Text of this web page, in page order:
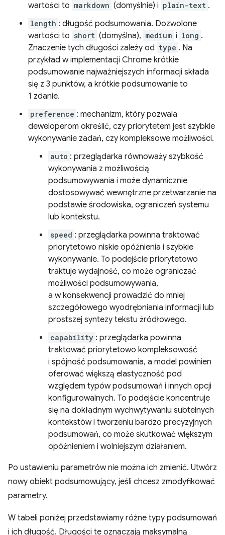
wartości to markdown (domyślnie) i plain-text .
length : długość podsumowania. Dozwolone
wartości to short (domyślna), medium i long .
Znaczenie tych długości zależy od type . Na
przykład w implementacji Chrome krótkie
podsumowanie najważniejszych informacji składa
się z 3 punktów, a krótkie podsumowanie to
1 zdanie.
preference : mechanizm, który pozwala
deweloperom określić, czy priorytetem jest szybkie
wykonywanie zadań, czy kompleksowe możliwości.
auto : przeglądarka równoważy szybkość
wykonywania z możliwością
podsumowywania i może dynamicznie
dostosowywać wewnętrzne przetwarzanie na
podstawie środowiska, ograniczeń systemu
lub kontekstu.
speed : przeglądarka powinna traktować
priorytetowo niskie opóźnienia i szybkie
wykonywanie. To podejście priorytetowo
traktuje wydajność, co może ograniczać
możliwości podsumowywania,
a w konsekwencji prowadzić do mniej
szczegółowego wyodrębniania informacji lub
prostszej syntezy tekstu źródłowego.
capability : przeglądarka powinna
traktować priorytetowo kompleksowość
i spójność podsumowania, a model powinien
oferować większą elastyczność pod
względem typów podsumowań i innych opcji
konfigurowalnych. To podejście koncentruje
się na dokładnym wychwytywaniu subtelnych
kontekstów i tworzeniu bardzo precyzyjnych
podsumowań, co może skutkować większym
opóźnieniem i wolniejszym działaniem.
Po ustawieniu parametrów nie można ich zmienić. Utwórz
nowy obiekt podsumowujący, jeśli chcesz zmodyfikować
parametry.
W tabeli poniżej przedstawiamy różne typy podsumowań
i ich długość. Długości te oznaczają maksymalną